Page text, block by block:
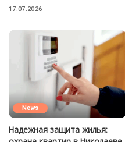
17.07.2026
News
Надежная защита жилья: